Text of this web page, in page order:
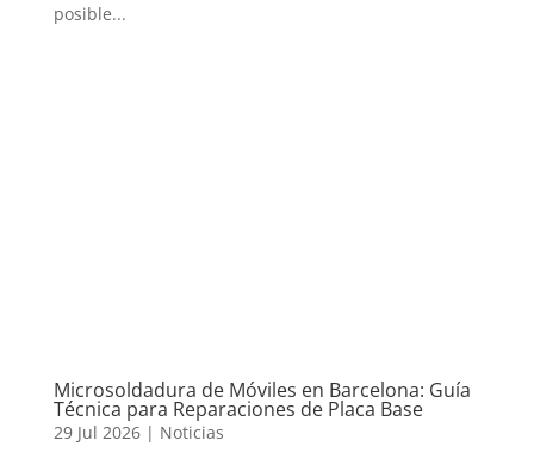
posible...
Microsoldadura de Móviles en Barcelona: Guía
Técnica para Reparaciones de Placa Base
29 Jul 2026| Noticias